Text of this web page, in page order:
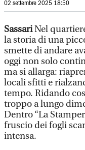
02 settembre 2025 18:50
SassariNel
la storia di una
smette di andare
oggi non solo
ma si allarga:
locali sfitti e
tempo. Ridando
troppo a lungo
Dentro “La
fruscio dei fogli
intensa.